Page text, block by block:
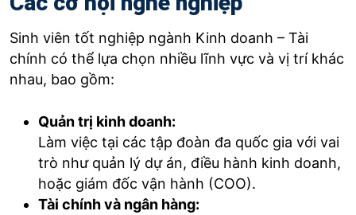
Sinh viên tốt nghiệp ngành Kinh doanh – Tài
chính có thể lựa chọn nhiều lĩnh vực và vị trí khác
nhau, bao gồm:
Quản trị kinh doanh:
Làm việc tại các tập đoàn đa quốc gia với vai
trò như quản lý dự án, điều hành kinh doanh,
hoặc giám đốc vận hành (COO).
Tài chính và ngân hàng: